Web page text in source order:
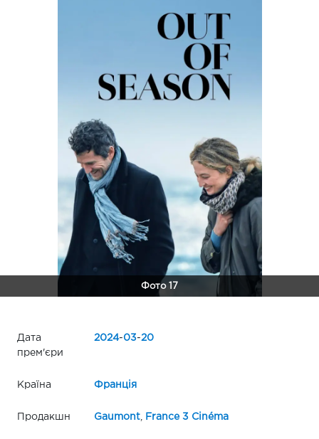
Фото 17
Дата
прем'єри
2024-03-20
Країна Франція
Продакшн Gaumont, France 3 Cinéma